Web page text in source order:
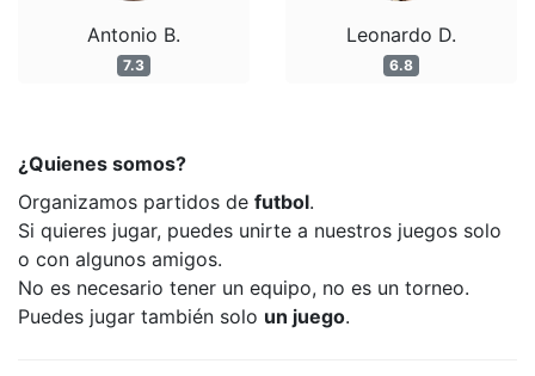
Antonio B.
7.3
Leonardo D.
6.8
¿Quienes somos?
Organizamos partidos de futbol.
Si quieres jugar, puedes unirte a nuestros juegos solo
o con algunos amigos.
No es necesario tener un equipo, no es un torneo.
Puedes jugar también solo un juego.